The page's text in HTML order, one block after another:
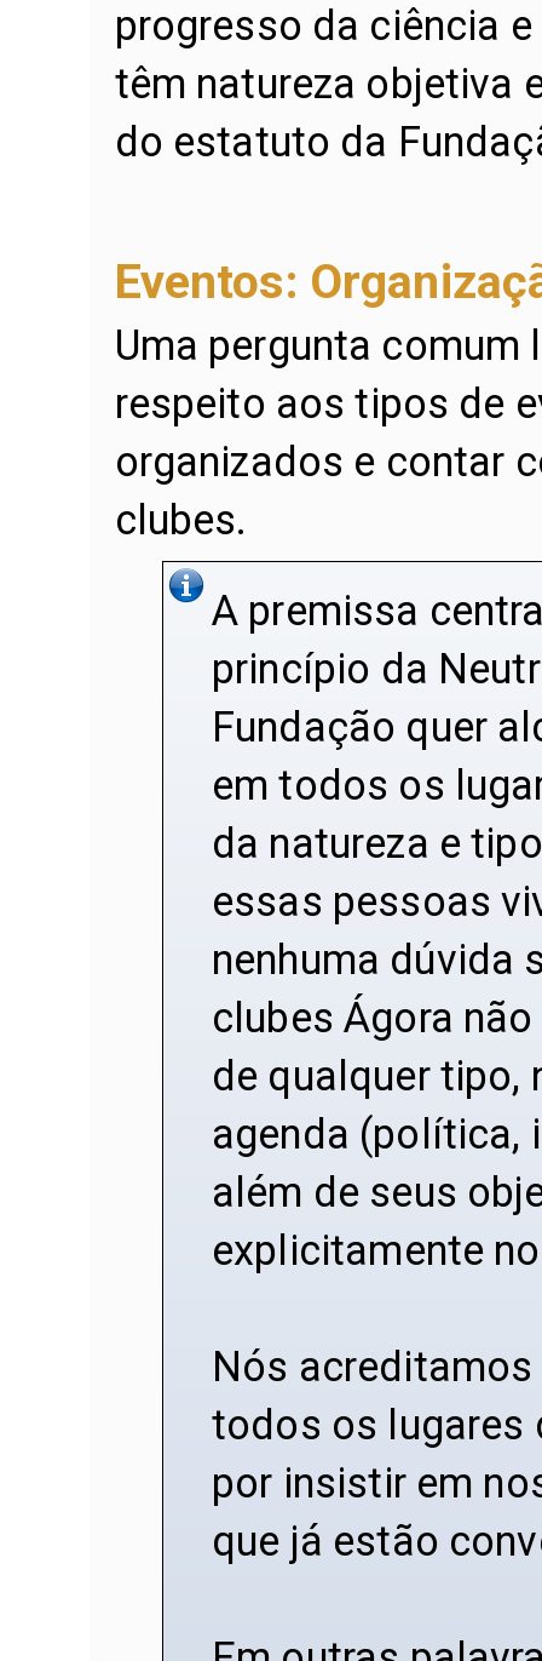
progresso da ciência
têm natureza objetiva
do estatuto da
Eventos:
Uma pergunta
respeito aos tipos de
organizados e contar
clubes.
A premissa
princípio da
Fundação quer
em todos os
da natureza e
essas pessoas
nenhuma dúvida
clubes Ágora
de qualquer tipo,
agenda (política,
além de seus
explicitamente
Nós
todos os lugares
por insistir em
que já estão